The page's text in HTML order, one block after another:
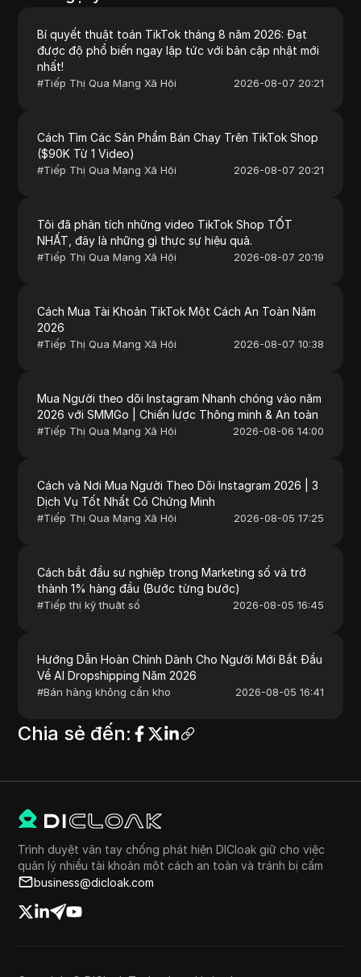
Bí quyết thuật toán TikTok tháng 8 năm 2026: Đạt
được độ phổ biến ngay lập tức với bản cập nhật mới
nhất!
#Tiếp Thị Qua Mạng Xã Hội 2026-08-07 20:21
Cách Tìm Các Sản Phẩm Bán Chạy Trên TikTok Shop
($90K Từ 1 Video)
#Tiếp Thị Qua Mạng Xã Hội 2026-08-07 20:21
Tôi đã phân tích những video TikTok Shop TỐT
NHẤT, đây là những gì thực sự hiệu quả.
#Tiếp Thị Qua Mạng Xã Hội 2026-08-07 20:19
Cách Mua Tài Khoản TikTok Một Cách An Toàn Năm
2026
#Tiếp Thị Qua Mạng Xã Hội 2026-08-07 10:38
Mua Người theo dõi Instagram Nhanh chóng vào năm
2026 với SMMGo | Chiến lược Thông minh & An toàn
#Tiếp Thị Qua Mạng Xã Hội 2026-08-06 14:00
Cách và Nơi Mua Người Theo Dõi Instagram 2026 | 3
Dịch Vụ Tốt Nhất Có Chứng Minh
#Tiếp Thị Qua Mạng Xã Hội 2026-08-05 17:25
Cách bắt đầu sự nghiệp trong Marketing số và trở
thành 1% hàng đầu (Bước từng bước)
#Tiếp thị kỹ thuật số 2026-08-05 16:45
Hướng Dẫn Hoàn Chỉnh Dành Cho Người Mới Bắt Đầu
Về AI Dropshipping Năm 2026
#Bán hàng không cần kho 2026-08-05 16:41
Chia sẻ đến:
Trình duyệt vân tay chống phát hiện DICloak giữ cho việc
quản lý nhiều tài khoản một cách an toàn và tránh bị cấm
business@dicloak.com